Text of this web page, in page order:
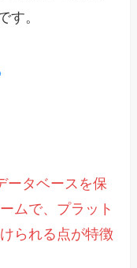
す。
ータベースを保
ムで、プラット
られる点が特徴